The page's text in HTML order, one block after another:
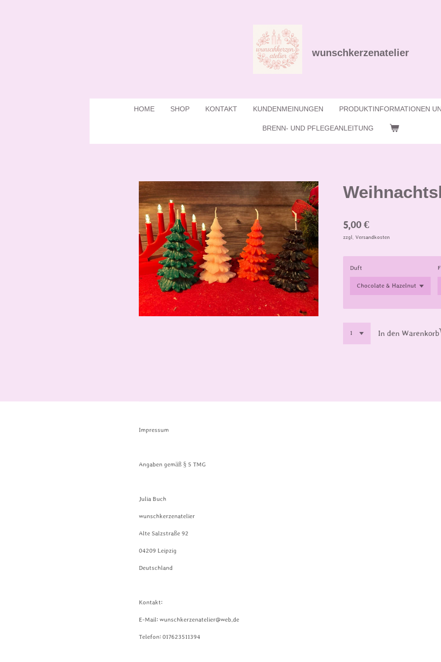
wunschkerzenatelier
HOME SHOP KONTAKT KUNDENMEINUNGEN PRODUKTINFORMATIONEN
BRENN- UND PFLEGEANLEITUNG
5,00 €
zzgl. Versandkosten
Duft
In den Warenkorb
Impressum
Angaben gemäß § 5 TMG
Julia Buch
wunschkerzenatelier
Alte Salzstraße 92
04209 Leipzig
Deutschland
Kontakt:
E-Mail: wunschkerzenatelier@web.de
Telefon: 017623511394